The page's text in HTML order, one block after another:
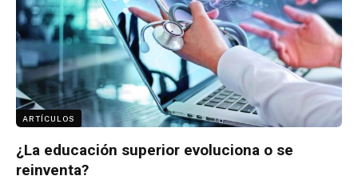
ARTÍCULOS
¿La educación superior evoluciona o se
reinventa?